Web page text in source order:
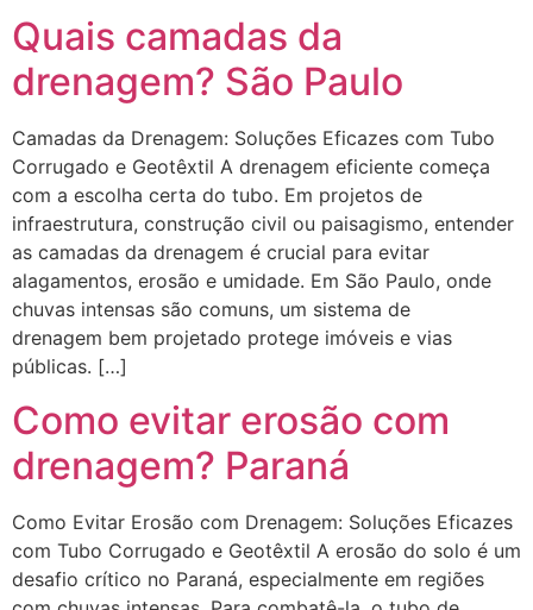
Quais camadas da
drenagem? São Paulo
Camadas da Drenagem: Soluções Eficazes com Tubo
Corrugado e Geotêxtil A drenagem eficiente começa
com a escolha certa do tubo. Em projetos de
infraestrutura, construção civil ou paisagismo, entender
as camadas da drenagem é crucial para evitar
alagamentos, erosão e umidade. Em São Paulo, onde
chuvas intensas são comuns, um sistema de
drenagem bem projetado protege imóveis e vias
públicas. […]
Como evitar erosão com
drenagem? Paraná
Como Evitar Erosão com Drenagem: Soluções Eficazes
com Tubo Corrugado e Geotêxtil A erosão do solo é um
desafio crítico no Paraná, especialmente em regiões